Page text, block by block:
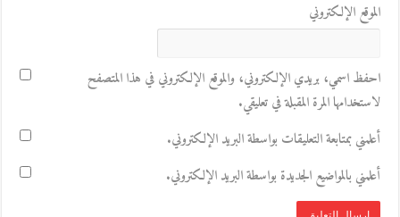
الموقع الإلكتروني
احفظ اسمي، بريدي الإلكتروني، والموقع الإلكتروني في هذا المتصفح
لاستخدامها المرة المقبلة في تعليقي.
أعلمني بمتابعة التعليقات بواسطة البريد الإلكتروني.
أعلمني بالمواضيع الجديدة بواسطة البريد الإلكتروني.